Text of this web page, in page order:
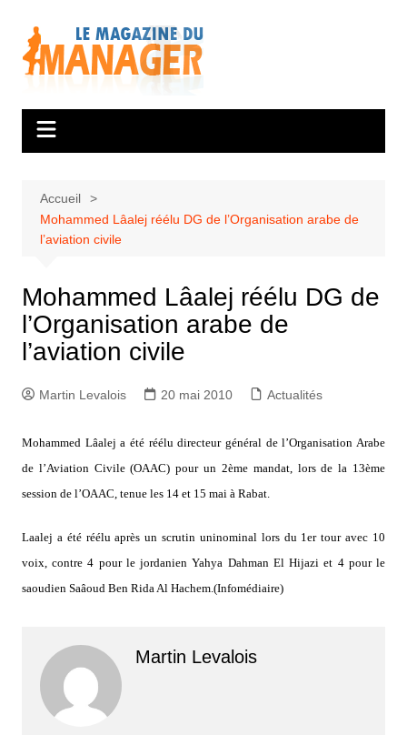
contenu
Accueil
Mohammed Lâalej réélu DG de l’Organisation arabe de
l’aviation civile
Mohammed Lâalej réélu DG de
l’Organisation arabe de
l’aviation civile
Martin Levalois 20 mai 2010 Actualités
Mohammed Lâalej a été réélu directeur général de l’Organisation Arabe
de l’Aviation Civile (OAAC) pour un 2ème mandat, lors de la 13ème
session de l’OAAC, tenue les 14 et 15 mai à Rabat.
Laalej a été réélu après un scrutin uninominal lors du 1er tour avec 10
voix, contre 4 pour le jordanien Yahya Dahman El Hijazi et 4 pour le
saoudien Saâoud Ben Rida Al Hachem.(Infomédiaire)
Martin Levalois